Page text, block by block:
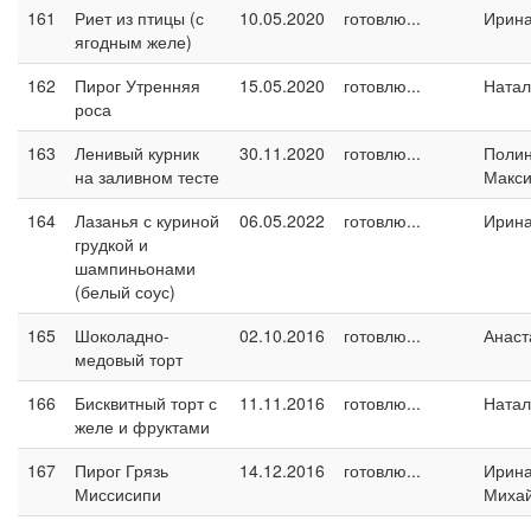
161
Риет из птицы (с
ягодным желе)
10.05.2020 готовлю...
162
Пирог Утренняя
роса
15.05.2020 готовлю...
163
Ленивый курник
на заливном тесте
30.11.2020 готовлю...
164
Лазанья с куриной
грудкой и
шампиньонами
(белый соус)
06.05.2022 готовлю...
165
Шоколадно-
медовый торт
02.10.2016 готовлю...
166
Бисквитный торт с
желе и фруктами
11.11.2016 готовлю...
167
Пирог Грязь
Миссисипи
14.12.2016 готовлю...